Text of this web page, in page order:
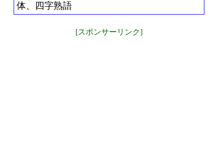
体、四字熟語
[スポンサーリンク]